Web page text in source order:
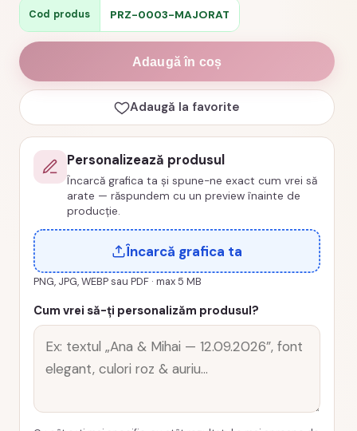
majorat
cu
stil
cadou
18
ani
cod
PRZ-
0003-
MAJORAT
Cod produs PRZ-0003-MAJORAT
Adaugă în coș
Adaugă la favorite
Personalizează produsul
Încarcă grafica ta și spune-ne exact cum vrei să
arate — răspundem cu un preview înainte de
producție.
Încarcă grafica ta
PNG, JPG, WEBP sau PDF · max 5 MB
Cum vrei să-ți personalizăm produsul?